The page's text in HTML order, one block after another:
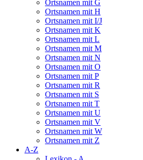
Ortsnamen mit G
Ortsnamen mit H
Ortsnamen mit I/J
Ortsnamen mit K
Ortsnamen mit L
Ortsnamen mit M
Ortsnamen mit N
Ortsnamen mit O
Ortsnamen mit P
Ortsnamen mit R
Ortsnamen mit S
Ortsnamen mit T
Ortsnamen mit U
Ortsnamen mit V
Ortsnamen mit W
Ortsnamen mit Z
A-Z